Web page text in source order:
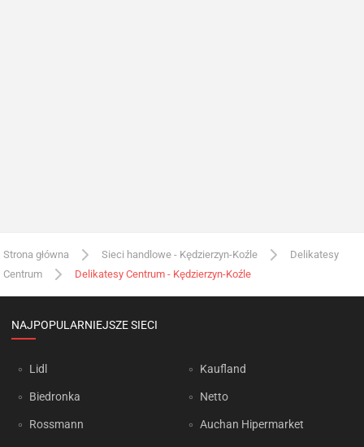
Strona główna Sieci handlowe - Kędzierzyn-Koźle
Delikatesy
Centrum
Delikatesy Centrum - Kędzierzyn-Koźle
NAJPOPULARNIEJSZE SIECI
Lidl
Biedronka
Rossmann
Kaufland
Netto
Auchan Hipermarket